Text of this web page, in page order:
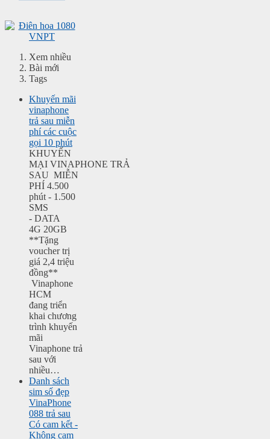
Xem nhiều
Bài mới
Tags
Khuyến mãi
vinaphone
trả sau miễn
phí các cuộc
gọi 10 phút
KHUYẾN
MẠI VINAPHONE TRẢ
SAU MIỄN
PHÍ 4.500
phút - 1.500
SMS
- DATA
4G 20GB
**Tặng
voucher trị
giá 2,4 triệu
đồng**
Vinaphone
HCM
đang triển
khai chương
trình khuyến
mãi
Vinaphone trả
sau với
nhiều…
Danh sách
sim số đẹp
VinaPhone
088 trả sau
Có cam kết -
Không cam